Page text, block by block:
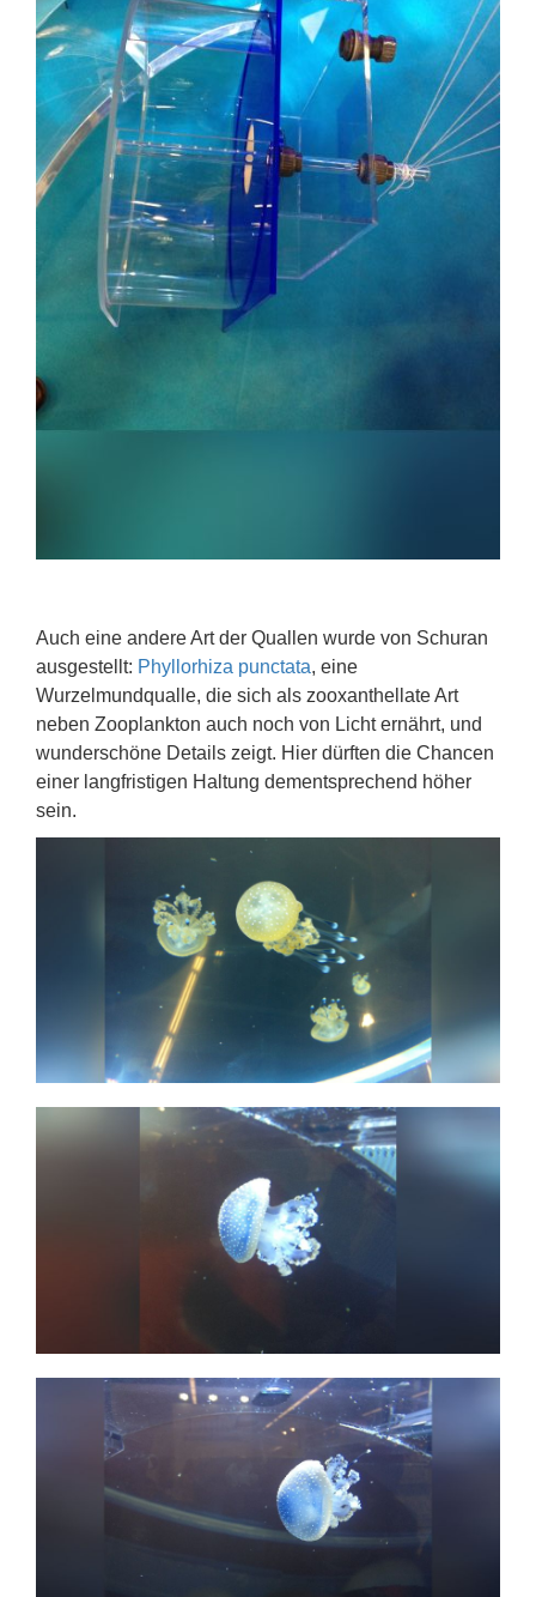
Auch eine andere Art der Quallen wurde von Schuran
ausgestellt: Phyllorhiza punctata, eine
Wurzelmundqualle, die sich als zooxanthellate Art
neben Zooplankton auch noch von Licht ernährt, und
wunderschöne Details zeigt. Hier dürften die Chancen
einer langfristigen Haltung dementsprechend höher
sein.